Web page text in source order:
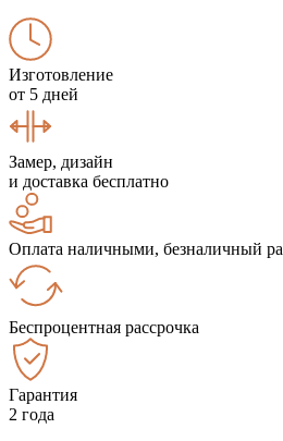
Изготовление
от 5 дней
Замер, дизайн
и доставка бесплатно
Оплата наличными, безналичный
Беспроцентная рассрочка
Гарантия
2 года